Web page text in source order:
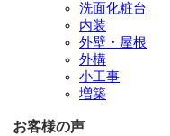
洗面化粧台
内装
外壁・屋根
外構
小工事
増築
お客様の声